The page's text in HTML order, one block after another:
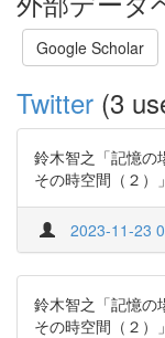
Google Scholar
Twitter (3
鈴木智之「記憶の
その時空間（２）
2023-11-23
鈴木智之「記憶の
その時空間（２）